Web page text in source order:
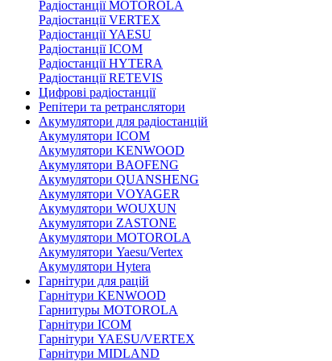
Радіостанції MOTOROLA
Радіостанції VERTEX
Радіостанції YAESU
Радіостанції ICOM
Радіостанції HYTERA
Радіостанції RETEVIS
Цифрові радіостанції
Репітери та ретранслятори
Акумулятори для радіостанцій
Акумулятори ICOM
Акумулятори KENWOOD
Акумулятори BAOFENG
Акумулятори QUANSHENG
Акумулятори VOYAGER
Акумулятори WOUXUN
Акумулятори ZASTONE
Акумулятори MOTOROLA
Акумулятори Yaesu/Vertex
Акумулятори Hytera
Гарнітури для рацій
Гарнітури KENWOOD
Гарнитуры MOTOROLA
Гарнітури ICOM
Гарнітури YAESU/VERTEX
Гарнітури MIDLAND